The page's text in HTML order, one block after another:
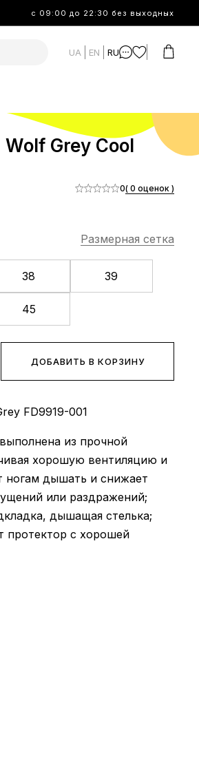
с 09:00 до 22:30 без выходных
UA EN RU
Grey Cool
0( 0 оценок )
Размерная сетка
38 39
45
ДОБАВИТЬ В КОРЗИНУ
FD9919-001
из прочной
хорошую вентиляцию и
ногам дышать и снижает
или раздражений;
дышащая стелька;
протектор с хорошей
на различных